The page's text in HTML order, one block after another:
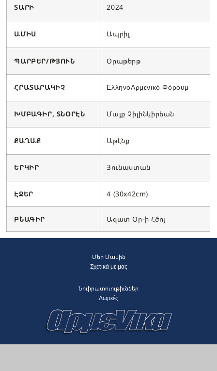
ՏԱՐԻ 2024
ԱՄԻՍ Ապրիլ
ՊԱՐԲԵՐ/ԹՅՈՒՆ Օրաթերթ
ՀՐԱՏԱՐԱԿԻՉ ΕλληνοΑρμενικό Φόρουμ
ԽՄԲԱԳԻՐ, ՏՆՕՐԷՆ Մայք Չիլինկիրեան
ՔԱՂԱՔ Աթէնք
ԵՐԿԻՐ Յունաստան
ԷՋԵՐ 4 (30x42cm)
ԲՆԱԳԻՐ Ազատ Օր-ի Հծոյ
Մեր Մասին
Σχετικά με μας
Նուիրատուութիւններ
Δωρεές